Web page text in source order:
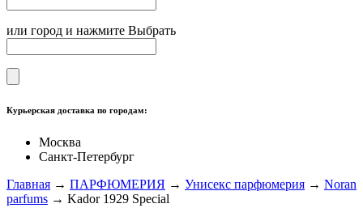
или город и нажмите Выбрать
Курьерская доставка по городам:
Москва
Санкт-Петербург
Главная → ПАРФЮМЕРИЯ → Унисекс парфюмерия → Noran
parfums → Kador 1929 Special